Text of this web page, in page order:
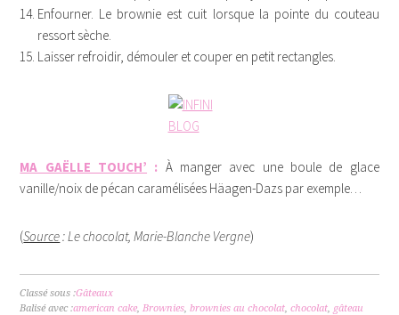
Enfourner. Le brownie est cuit lorsque la pointe du couteau
ressort sèche.
Laisser refroidir, démouler et couper en petit rectangles.
MA GAËLLE TOUCH’ : À manger avec une boule de glace
vanille/noix de pécan caramélisées Häagen-Dazs par exemple…
(Source: Le chocolat, Marie-Blanche Vergne)
Classé sous :Gâteaux
Balisé avec :american cake,Brownies,brownies au chocolat,chocolat, gâteau